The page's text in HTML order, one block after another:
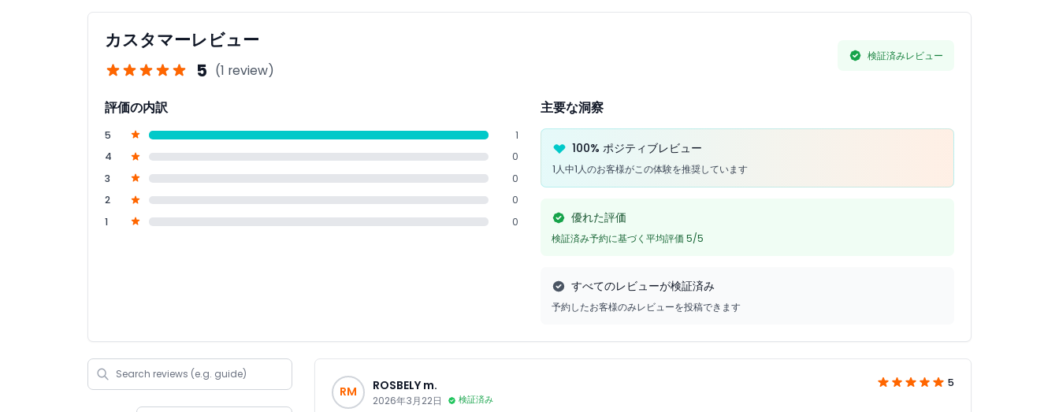
カスタマーレビュー
5 (1 review)
検証済みレビュー
評価の内訳
5
1
4
0
3
0
2
0
1
0
主要な洞察
100% ポジティブレビュー
1人中1人のお客様がこの体験を推奨しています
優れた評価
検証済み予約に基づく平均評価 5/5
すべてのレビューが検証済み
予約したお客様のみレビューを投稿できます
RM ROSBELY m.
2026年3月22日 検証済み
5